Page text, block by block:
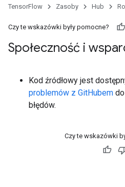
TensorFlow Zasoby Hub
Czy te wskazówki były pomocne?
Społeczność i
Kod źródłowy jest
problemów z GitHubem
błędów.
Czy te wskazówki